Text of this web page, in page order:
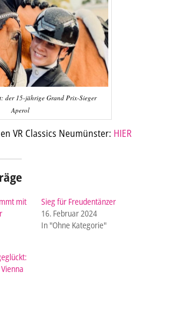
der 15-jährige Grand Prix-Sieger
Aperol
VR Classics Neumünster: HIER
mit
Sieg für Freudentänzer
16. Februar 2024
In "Ohne Kategorie"